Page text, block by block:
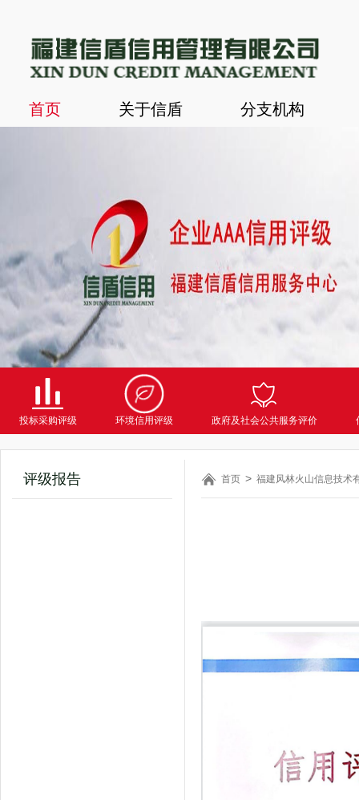
首页 关于信盾 分支机构
投标采购评级 环境信用评级 政府及社会公共服务评价
评级报告 首页 福建风林火山信息技术